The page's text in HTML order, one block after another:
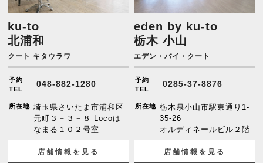
ku-to
北浦和
クート キタウラワ
予約
TEL
048-882-1280
所在地 埼玉県さいたま市浦和区
元町３－３－８ Locoは
なまる１０２号室
店舗情報を見る
eden by ku-to
栃木 小山
エデン・バイ・クート
予約
TEL
0285-37-8876
所在地 栃木県小山市駅東通り1-
35-26
オルディネールビル２階
店舗情報を見る